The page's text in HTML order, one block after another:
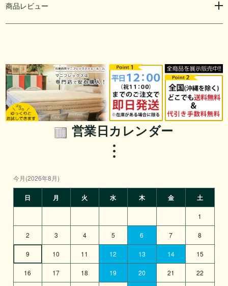
商品レビュー
営業日カレンダー
今月(2026年8月)
日 月 火 水 木 金 土
1
2 3 4 5 6 7 8
9 10 11 12 13 14 15
16 17 18 19 20 21 22